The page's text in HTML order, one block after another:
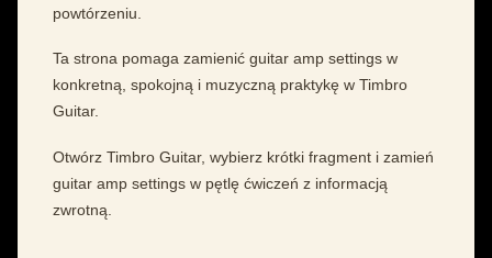
powtórzeniu.
Ta strona pomaga zamienić guitar amp settings w
konkretną, spokojną i muzyczną praktykę w Timbro
Guitar.
Otwórz Timbro Guitar, wybierz krótki fragment i zamień
guitar amp settings w pętlę ćwiczeń z informacją
zwrotną.